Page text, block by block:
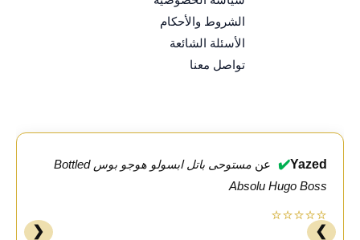
الشروط والأحكام
الأسئلة الشائعة
تواصل معنا
Yazed
✔️ عن
مستوحى باتل ابسولو هوجو بوس Bottled
Absolu Hugo Boss
⭐⭐⭐⭐⭐
❮ ❯